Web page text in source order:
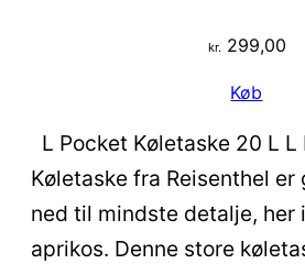
kr.299,00
Køb
L Pocket Køletaske 20 L L
Køletaske fra Reisenthel
ned til mindste detalje, her
aprikos. Denne store